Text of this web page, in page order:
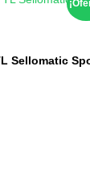
Sellomatic